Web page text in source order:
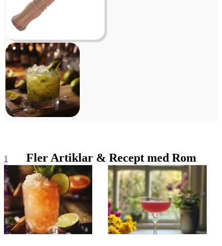
Fler Artiklar & Recept med Rom
1
2
3
4
5
6
7
8
9